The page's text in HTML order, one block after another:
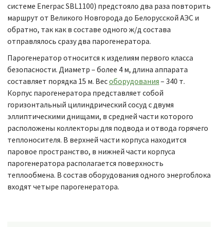
системе Enerpac SBL1100) предстояло два раза повторить
маршрут от Великого Новгорода до Белорусской АЭС и
обратно, так как в составе одного ж/д состава
отправлялось сразу два парогенератора.
Парогенератор относится к изделиям первого класса
безопасности. Диаметр – более 4 м, длина аппарата
составляет порядка 15 м. Весоборудования – 340 т.
Корпус парогенератора представляет собой
горизонтальный цилиндрический сосуд с двумя
эллиптическими днищами, в средней части которого
расположены коллекторы для подвода и отвода горячего
теплоносителя. В верхней части корпуса находится
паровое пространство, в нижней части корпуса
парогенератора располагается поверхность
теплообмена. В состав оборудования одного энергоблока
входят четыре парогенератора.